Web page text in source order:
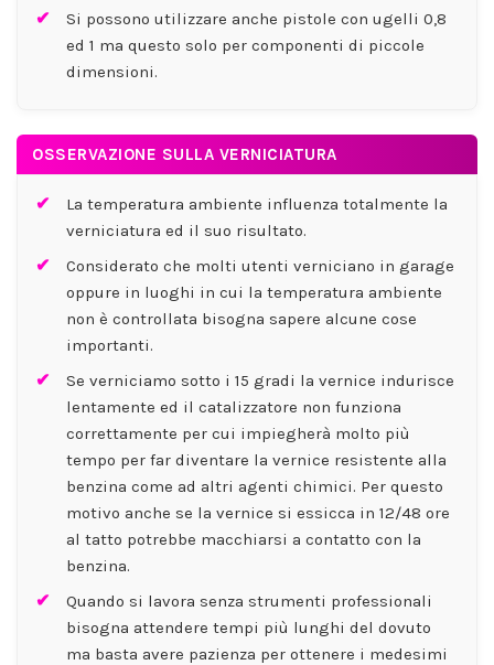
Si possono utilizzare anche pistole con ugelli 0,8
ed 1 ma questo solo per componenti di piccole
dimensioni.
OSSERVAZIONE SULLA VERNICIATURA
La temperatura ambiente influenza totalmente la
verniciatura ed il suo risultato.
Considerato che molti utenti verniciano in garage
oppure in luoghi in cui la temperatura ambiente
non è controllata bisogna sapere alcune cose
importanti.
Se verniciamo sotto i 15 gradi la vernice indurisce
lentamente ed il catalizzatore non funziona
correttamente per cui impiegherà molto più
tempo per far diventare la vernice resistente alla
benzina come ad altri agenti chimici. Per questo
motivo anche se la vernice si essicca in 12/48 ore
al tatto potrebbe macchiarsi a contatto con la
benzina.
Quando si lavora senza strumenti professionali
bisogna attendere tempi più lunghi del dovuto
ma basta avere pazienza per ottenere i medesimi